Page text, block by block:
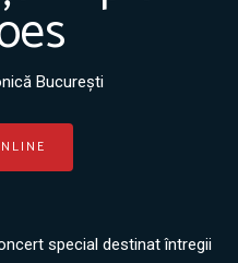
București
special destinat întregii